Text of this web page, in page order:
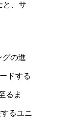
と、サ
グの進
ドする
るま
るユニ